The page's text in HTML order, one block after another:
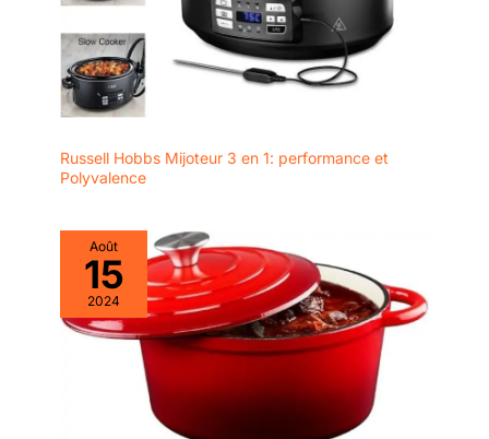
Russell Hobbs Mijoteur 3 en 1: performance et
Polyvalence
Août
15
2024